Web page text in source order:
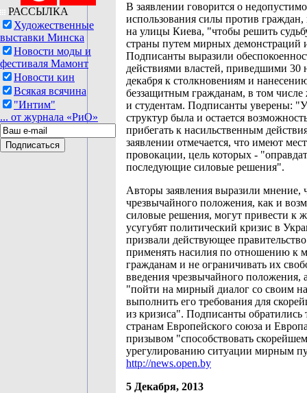
РАССЫЛКА
Художественные
выставки Минска
Новости моды и
фестиваля Мамонт
Новости кин
Всякая всячина
"Интим"
... от журнала «РиО»
В заявлении говорится о
использования силы против
на улицы Киева, "чтобы решить
страны путем мирных демонстраций
Подписанты выразили
действиями властей, приведшими 30
декабря к столкновениям и
беззащитным гражданам, в том числе
и студентам. Подписанты уверены:
структур была и остается
прибегать к насильственным
заявлении отмечается, что имеют
провокации, цель которых -
последующие силовые решения".
Авторы заявления выразили мнение,
чрезвычайного положения, как и
силовые решения, могут привести к
усугубят политический кризис в
призвали действующее
применять насилия по отношению к
гражданам и не ограничивать их
введения чрезвычайного положения,
"пойти на мирный диалог со своим
выполнить его требования для
из кризиса". Подписанты обратились
странам Европейского союза и
призывом "способствовать
урегулированию ситуации мирным
http://news.open.by
5 Декабря, 2013